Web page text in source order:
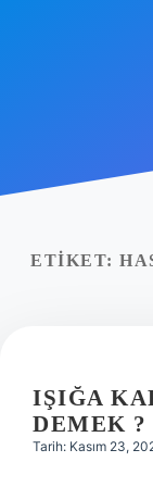
Yasal Uyarı
ETIKET:
IŞIĞA
DEMEK ?
Tarih: Kasım 23,